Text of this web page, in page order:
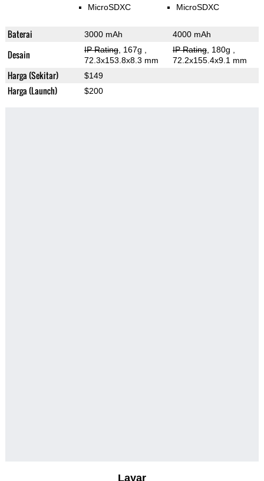
MicroSDXC MicroSDXC
Baterai 3000 mAh 4000 mAh
Desain IP Rating, 167g
72.3x153.8x8.3 mm
IP Rating, 180g
72.2x155.4x9.1 mm
Harga (Sekitar) $149
Harga (Launch) $200
Layar